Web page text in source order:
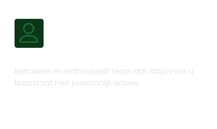
Betrokken en enthousiast team dat altijd voor u
klaarstaat met persoonlijk advies.